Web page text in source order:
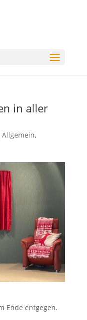
in aller
Allgemein,
Ende entgegen.